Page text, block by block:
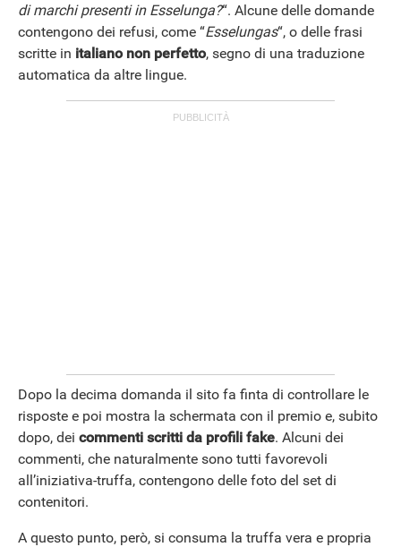
di marchi presenti in Esselunga?“. Alcune delle domande
contengono dei refusi, come “Esselungas“, o delle frasi
scritte in italiano non perfetto, segno di una traduzione
automatica da altre lingue.
Dopo la decima domanda il sito fa finta di controllare le
risposte e poi mostra la schermata con il premio e, subito
dopo, dei commenti scritti da profili fake. Alcuni dei
commenti, che naturalmente sono tutti favorevoli
all’iniziativa-truffa, contengono delle foto del set di
contenitori.
A questo punto, però, si consuma la truffa vera e propria